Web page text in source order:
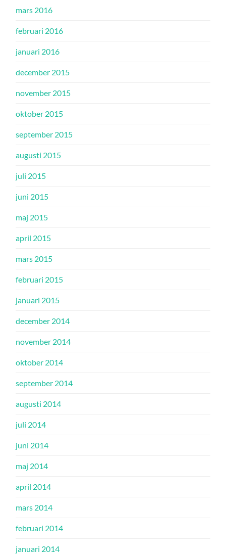
mars 2016
februari 2016
januari 2016
december 2015
november 2015
oktober 2015
september 2015
augusti 2015
juli 2015
juni 2015
maj 2015
april 2015
mars 2015
februari 2015
januari 2015
december 2014
november 2014
oktober 2014
september 2014
augusti 2014
juli 2014
juni 2014
maj 2014
april 2014
mars 2014
februari 2014
januari 2014